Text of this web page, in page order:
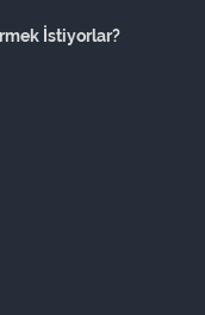
İstiyorlar?